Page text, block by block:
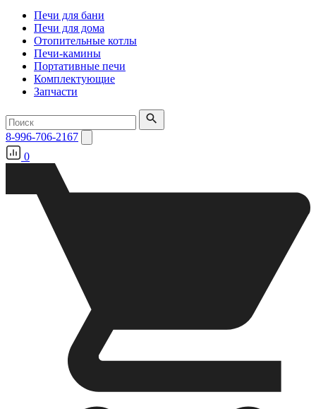
Печи для бани
Печи для дома
Отопительные котлы
Печи-камины
Портативные печи
Комплектующие
Запчасти
8-996-706-2167
0